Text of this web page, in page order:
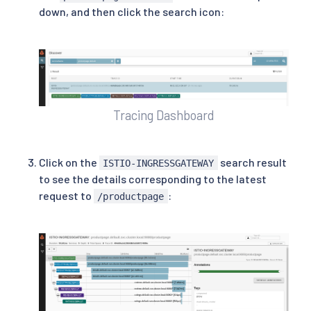
down, and then click the search icon:
Tracing Dashboard
Click on the ISTIO-INGRESSGATEWAY
search result
to see the details corresponding to the latest
request to
/productpage :